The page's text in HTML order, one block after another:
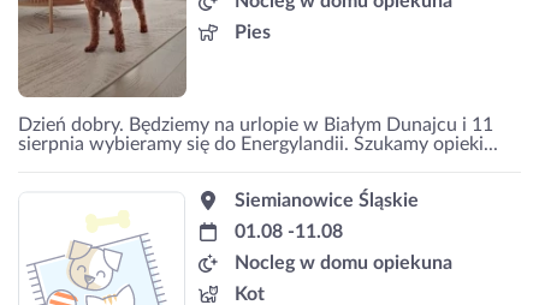
Pies
Dzień dobry. Będziemy na urlopie w Białym Dunajcu i 11
sierpnia wybieramy się do Energylandii. Szukamy opieki...
Siemianowice Śląskie
01.08 -11.08
Nocleg w domu opiekuna
Kot